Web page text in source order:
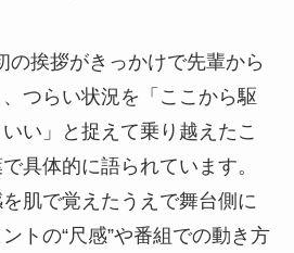
の挨拶がきっかけで先輩から
つらい状況を「ここから駆
い」と捉えて乗り越えたこ
具体的に語られています。
肌で覚えたうえで舞台側に
トの“尺感”や番組での動き方